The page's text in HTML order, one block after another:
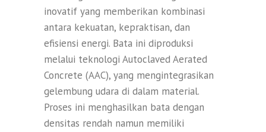
inovatif yang memberikan kombinasi
antara kekuatan, kepraktisan, dan
efisiensi energi. Bata ini diproduksi
melalui teknologi Autoclaved Aerated
Concrete (AAC), yang mengintegrasikan
gelembung udara di dalam material.
Proses ini menghasilkan bata dengan
densitas rendah namun memiliki